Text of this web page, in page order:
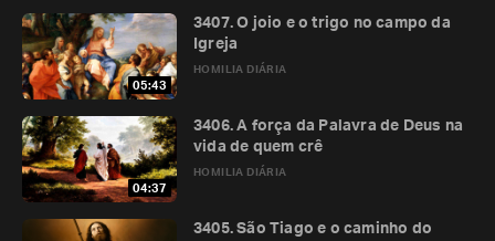
05:43
HOMILIA DIÁRIA
3407. O joio e o trigo no campo da
Igreja
04:37
HOMILIA DIÁRIA
3406. A força da Palavra de Deus na
vida de quem crê
3405. São Tiago e o caminho do